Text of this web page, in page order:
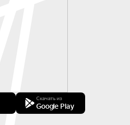
Скачать из
Google Play